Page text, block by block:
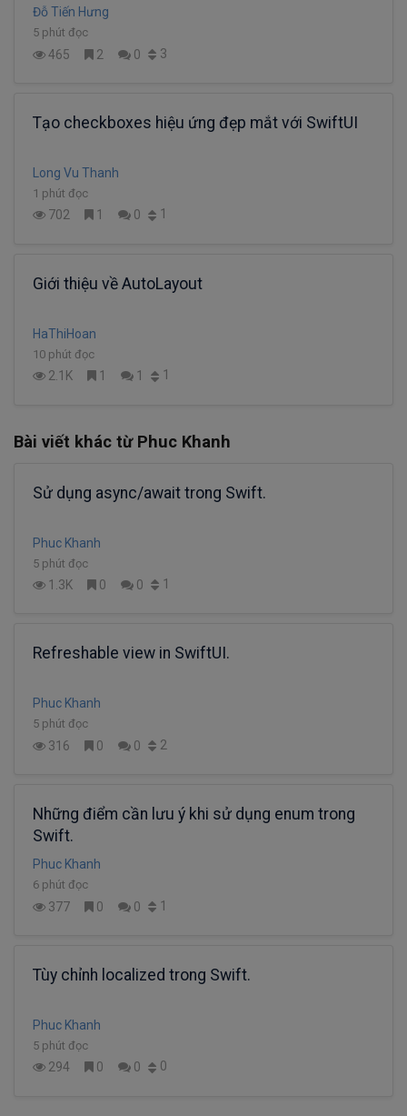
Đỗ Tiến Hưng
5 phút đọc
465 2 0 3
Tạo checkboxes hiệu ứng đẹp mắt với SwiftUI
Long Vu Thanh
1 phút đọc
702 1 0 1
Giới thiệu về AutoLayout
HaThiHoan
10 phút đọc
2.1K 1 1 1
Bài viết khác từ Phuc Khanh
Sử dụng async/await trong Swift.
Phuc Khanh
5 phút đọc
1.3K 0 0 1
Refreshable view in SwiftUI.
Phuc Khanh
5 phút đọc
316 0 0 2
Những điểm cần lưu ý khi sử dụng enum trong
Swift.
Phuc Khanh
6 phút đọc
377 0 0 1
Tùy chỉnh localized trong Swift.
Phuc Khanh
5 phút đọc
294 0 0 0